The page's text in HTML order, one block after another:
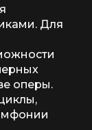
Для
оперы.